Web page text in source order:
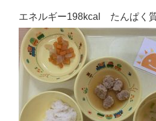
エネルギー198kcal たんぱく